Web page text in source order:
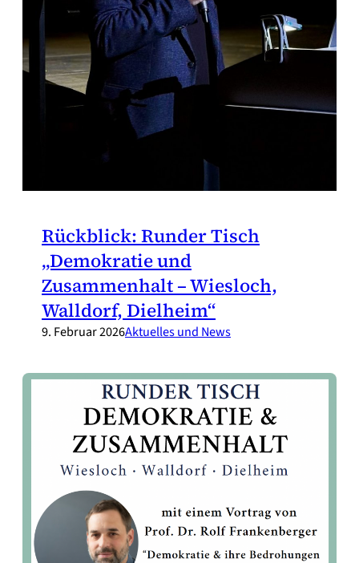
Rückblick: Runder Tisch
„Demokratie und
Zusammenhalt – Wiesloch,
Walldorf, Dielheim“
9. Februar 2026Aktuelles und News